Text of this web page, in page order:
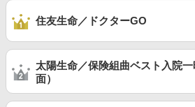
住友生命／ドクターGO
太陽生命／保険組曲ベスト入院
面）